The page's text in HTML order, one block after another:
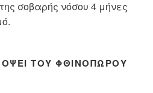
σοβαρής νόσου 4 μήνες
ΤΟΥ ΦΘΙΝΟΠΏΡΟΥ